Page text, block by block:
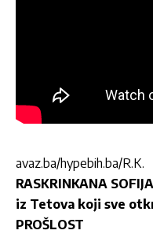
avaz.ba/hypebih.ba/R.K.
RASKRINKANA
iz Tetova koji sve
PROŠLOST